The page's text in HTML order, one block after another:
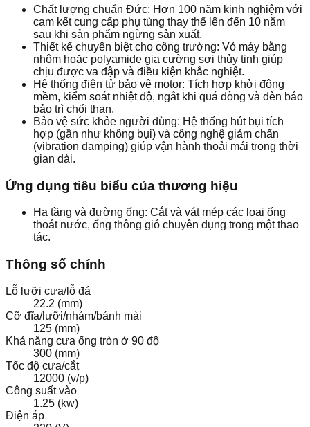
Chất lượng chuẩn Đức: Hơn 100 năm kinh nghiệm với
cam kết cung cấp phụ tùng thay thế lên đến 10 năm
sau khi sản phẩm ngừng sản xuất.
Thiết kế chuyên biệt cho công trường: Vỏ máy bằng
nhôm hoặc polyamide gia cường sợi thủy tinh giúp
chịu được va đập và điều kiện khắc nghiệt.
Hệ thống điện tử bảo vệ motor: Tích hợp khởi động
mềm, kiểm soát nhiệt độ, ngắt khi quá dòng và đèn báo
bảo trì chổi than.
Bảo vệ sức khỏe người dùng: Hệ thống hút bụi tích
hợp (gần như không bụi) và công nghệ giảm chấn
(vibration damping) giúp vận hành thoải mái trong thời
gian dài.
Ứng dụng tiêu biểu của thương hiệu
Hạ tầng và đường ống: Cắt và vát mép các loại ống
thoát nước, ống thông gió chuyên dụng trong một thao
tác.
Thông số chính
Lỗ lưỡi cưa/lỗ đá
22.2 (mm)
Cỡ đĩa/lưỡi/nhám/bánh mài
125 (mm)
Khả năng cưa ống tròn ở 90 độ
300 (mm)
Tốc độ cưa/cắt
12000 (v/p)
Công suất vào
1.25 (kw)
Điện áp